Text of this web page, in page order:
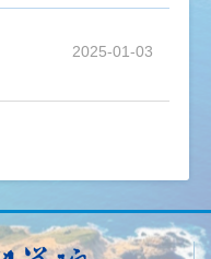
2025-01-03